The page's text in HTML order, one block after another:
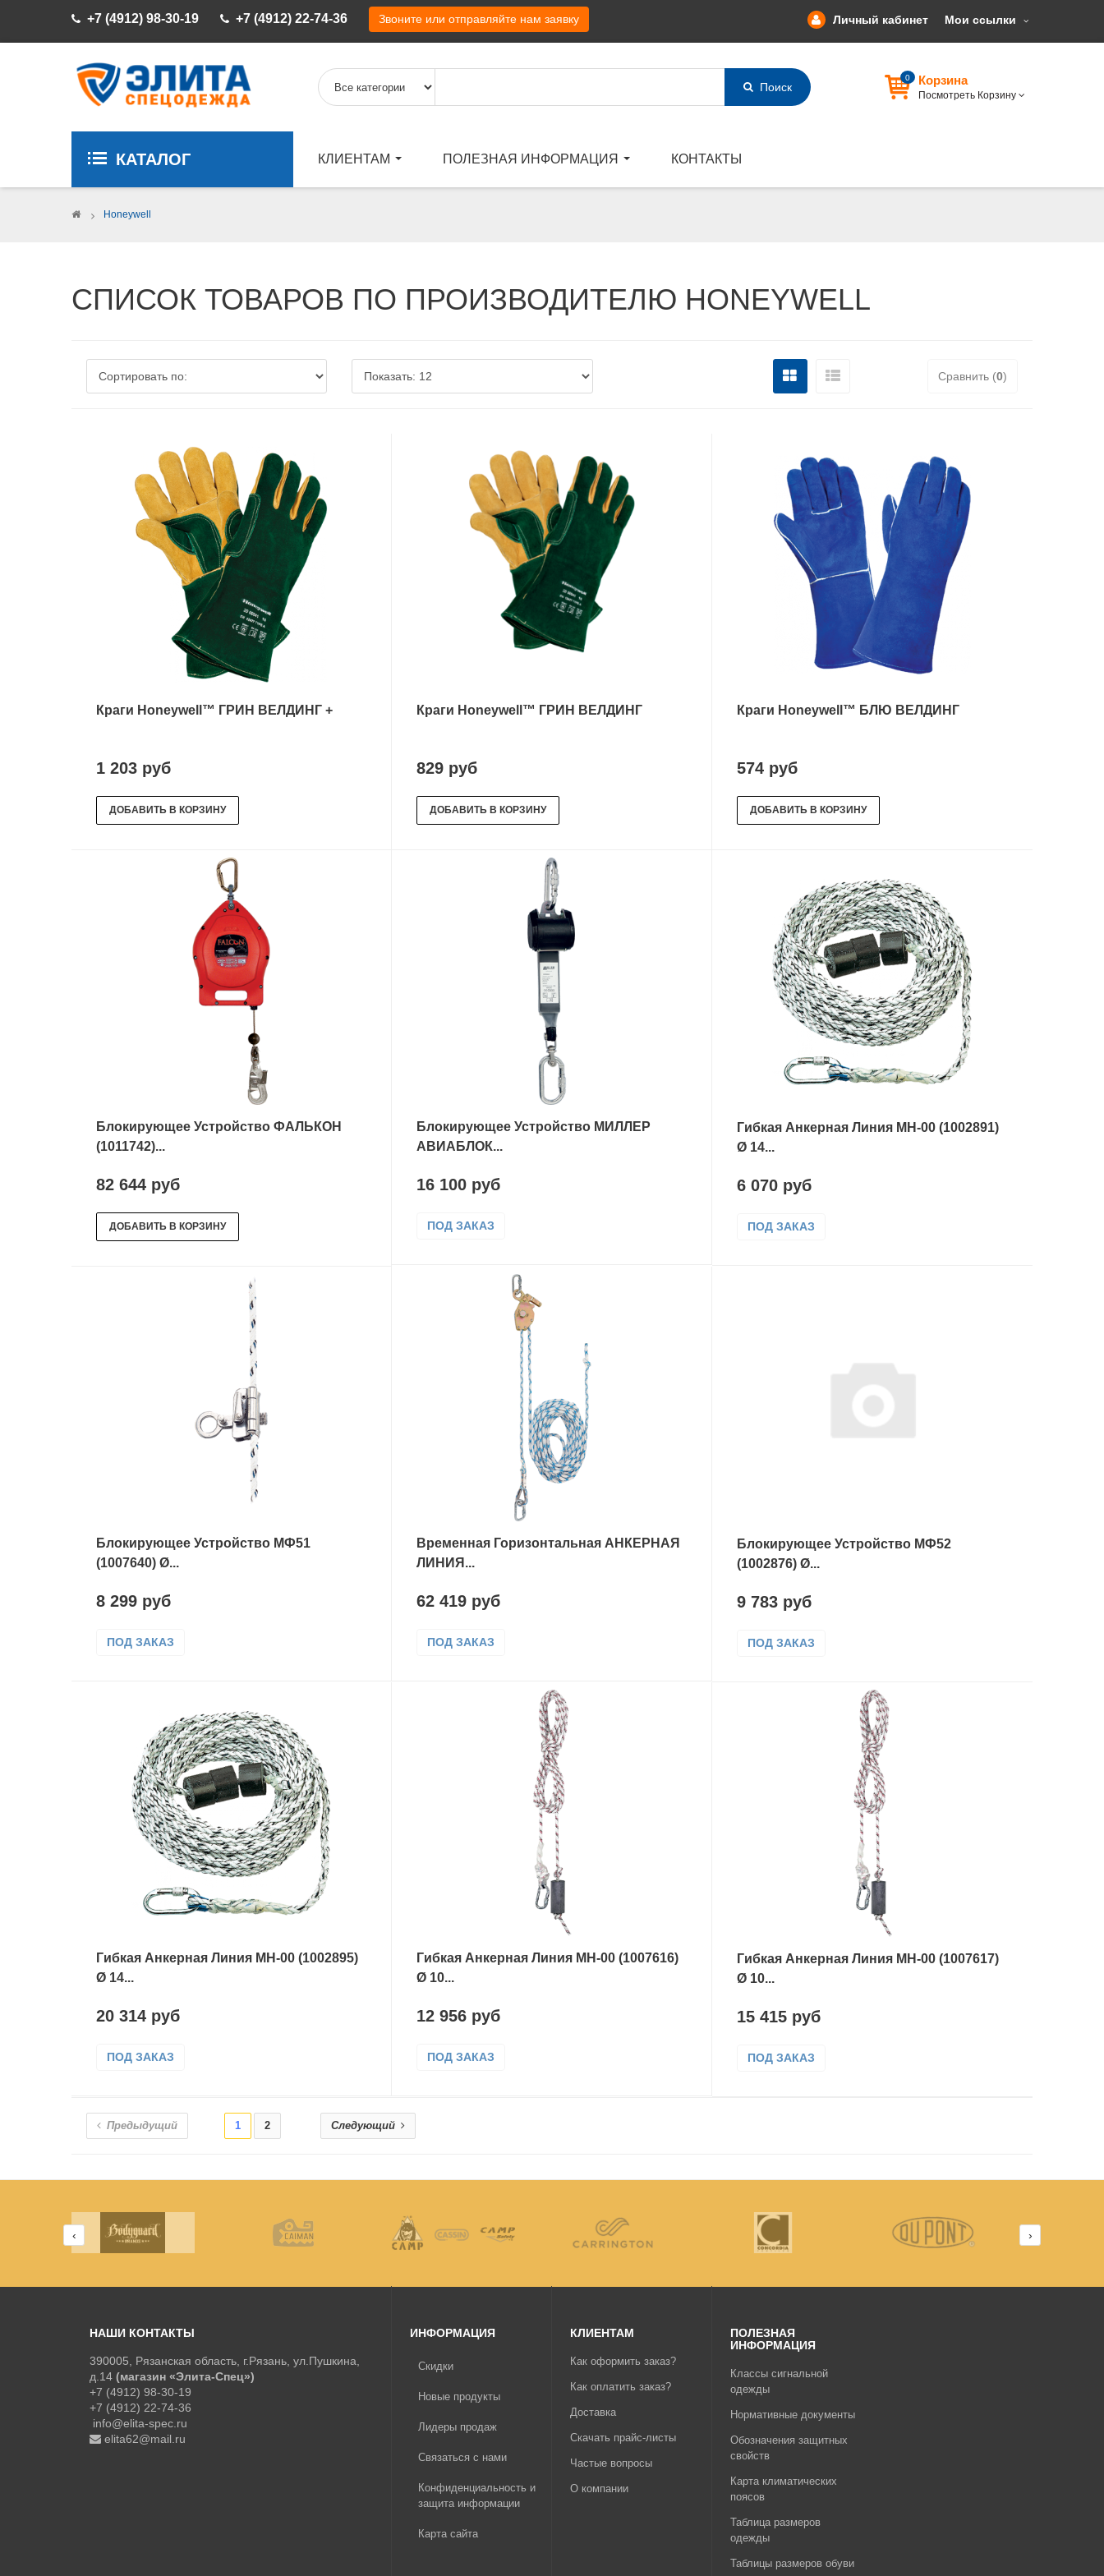
+7 (4912) 98-30-19 +7 (4912) 22-74-36 Звоните или отправляйте нам заявку Мои ссылки
Личный кабинет
Поиск
0 Корзина
Посмотреть Корзину
КАТАЛОГ КЛИЕНТАМ ПОЛЕЗНАЯ ИНФОРМАЦИЯ КОНТАКТЫ
> Honeywell
СПИСОК ТОВАРОВ ПО ПРОИЗВОДИТЕЛЮ HONEYWELL
Сравнить (0)
Краги Ноneywell™ ГРИН ВЕЛДИНГ +
1 203 руб
ДОБАВИТЬ В КОРЗИНУ
Краги Ноneywell™ ГРИН ВЕЛДИНГ
829 руб
ДОБАВИТЬ В КОРЗИНУ
Краги Ноneywell™ БЛЮ ВЕЛДИНГ
574 руб
ДОБАВИТЬ В КОРЗИНУ
Блокирующее Устройство ФАЛЬКОН
(1011742)...
82 644 руб
ДОБАВИТЬ В КОРЗИНУ
Блокирующее Устройство МИЛЛЕР
АВИАБЛОК...
16 100 руб
ПОД ЗАКАЗ
Гибкая Анкерная Линия МН-00 (1002891)
Ø 14...
6 070 руб
ПОД ЗАКАЗ
Блокирующее Устройство МФ51
(1007640) Ø...
8 299 руб
ПОД ЗАКАЗ
Временная Горизонтальная АНКЕРНАЯ
ЛИНИЯ...
62 419 руб
ПОД ЗАКАЗ
Блокирующее Устройство МФ52
(1002876) Ø...
9 783 руб
ПОД ЗАКАЗ
Гибкая Анкерная Линия МН-00 (1002895)
Ø 14...
20 314 руб
ПОД ЗАКАЗ
Гибкая Анкерная Линия МН-00 (1007616)
Ø 10...
12 956 руб
ПОД ЗАКАЗ
Гибкая Анкерная Линия МН-00 (1007617)
Ø 10...
15 415 руб
ПОД ЗАКАЗ
Предыдущий 1 2 Следующий
‹ ›
НАШИ КОНТАКТЫ
390005, Рязанская область, г.Рязань, ул.Пушкина,
д.14 (магазин «Элита-Спец»)
+7 (4912) 98-30-19
+7 (4912) 22-74-36
info@elita-spec.ru
elita62@mail.ru
ИНФОРМАЦИЯ
Скидки
Новые продукты
Лидеры продаж
Связаться с нами
Конфиденциальность и
защита информации
Карта сайта
КЛИЕНТАМ
Как оформить заказ?
Как оплатить заказ?
Доставка
Скачать прайс-листы
Частые вопросы
О компании
ПОЛЕЗНАЯ
ИНФОРМАЦИЯ
Классы сигнальной
одежды
Нормативные документы
Обозначения защитных
свойств
Карта климатических
поясов
Таблица размеров
одежды
Таблицы размеров обуви